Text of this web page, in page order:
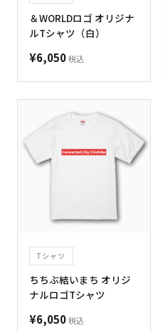
＆WORLDロゴ オリジナ
ルTシャツ（白）
¥6,050税込
Tシャツ
ちちぶ結いまち オリジ
ナルロゴTシャツ
¥6,050税込